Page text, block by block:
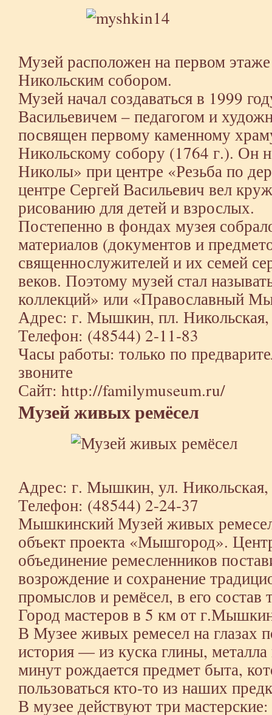
Музей расположен на первом
Никольским собором.
Музей начал создаваться в 1999
Васильевичем – педагогом и
посвящен первому каменному
Никольскому собору (1764 г.). Он
Николы» при центре «Резьба по
центре Сергей Васильевич вел
рисованию для детей и взрослых.
Постепенно в фондах музея
материалов (документов и
священнослужителей и их семей
веков. Поэтому музей стал
коллекций» или «Православный
Адрес: г. Мышкин, пл.
Телефон: (48544) 2-11-83
Часы работы: только по
звоните
Сайт: http://familymuseum.ru/
Музей живых ремёсел
Адрес: г. Мышкин, ул.
Телефон: (48544) 2-24-37
Мышкинский Музей живых
объект проекта «Мышгород».
объединение ремесленников
возрождение и сохранение
промыслов и ремёсел, в его состав
Город мастеров в 5 км от
В Музее живых ремесел на глазах
история — из куска глины, металла
минут рождается предмет быта,
пользоваться кто-то из наших
В музее действуют три